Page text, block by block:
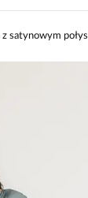
satynowym